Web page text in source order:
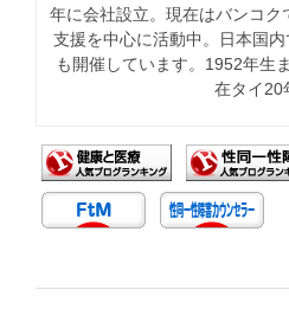
年に会社設立。現在はバンコ
支援を中心に活動中。日本国
も開催しています。1952年生
在タイ20